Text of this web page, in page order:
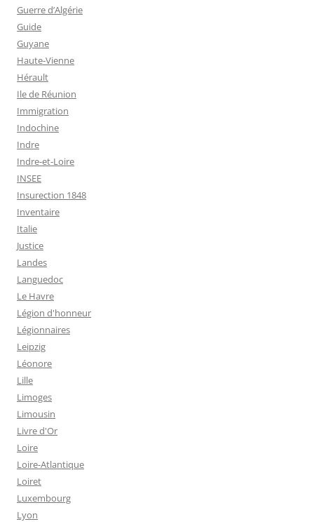
Guerre d’Algérie
Guide
Guyane
Haute-Vienne
Hérault
Ile de Réunion
Immigration
Indochine
Indre
Indre-et-Loire
INSEE
Insurection 1848
Inventaire
Italie
Justice
Landes
Languedoc
Le Havre
Légion d'honneur
Légionnaires
Leipzig
Léonore
Lille
Limoges
Limousin
Livre d'Or
Loire
Loire-Atlantique
Loiret
Luxembourg
Lyon